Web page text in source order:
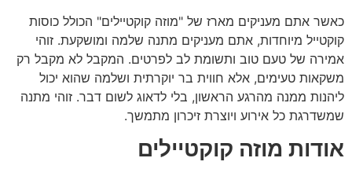
כאשר אתם מעניקים מארז של "מוזה קוקטיילים" הכולל כוסות
קוקטייל מיוחדות, אתם מעניקים מתנה שלמה ומושקעת. זוהי
אמירה של טעם טוב ותשומת לב לפרטים. המקבל לא מקבל רק
משקאות טעימים, אלא חווית בר יוקרתית ושלמה שהוא יכול
ליהנות ממנה מהרגע הראשון, בלי לדאוג לשום דבר. זוהי מתנה
שמשדרגת כל אירוע ויוצרת זיכרון מתמשך.
אודות מוזה קוקטיילים